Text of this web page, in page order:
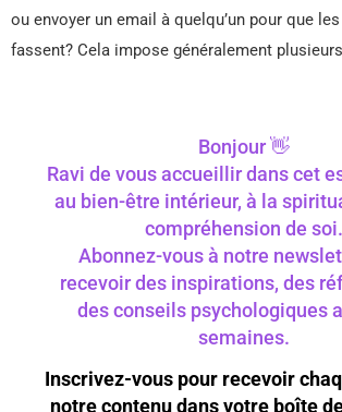
ou envoyer un email à quelqu’un pour que
fassent? Cela impose généralement
Bonjour 👋
Ravi de vous accueillir dans cet
au bien-être intérieur, à la
compréhension de soi.
Abonnez-vous à notre
recevoir des inspirations, des
des conseils psychologiques
semaines.
Inscrivez-vous pour recevoir
notre contenu dans votre boîte